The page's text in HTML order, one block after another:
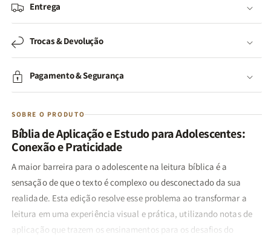
Entrega
Trocas & Devolução
Pagamento & Segurança
SOBRE O PRODUTO
Bíblia de Aplicação e Estudo para Adolescentes:
Conexão e Praticidade
A maior barreira para o adolescente na leitura bíblica é a
sensação de que o texto é complexo ou desconectado da sua
realidade. Esta edição resolve esse problema ao transformar a
leitura em uma experiência visual e prática, utilizando notas de
aplicação que trazem os ensinamentos para os desafios do